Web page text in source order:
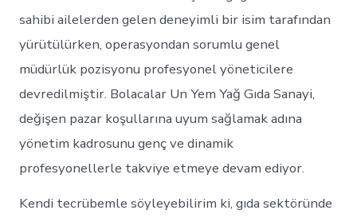
sahibi ailelerden gelen deneyimli bir isim tarafından
yürütülürken, operasyondan sorumlu genel
müdürlük pozisyonu profesyonel yöneticilere
devredilmiştir. Bolacalar Un Yem Yağ Gıda Sanayi,
değişen pazar koşullarına uyum sağlamak adına
yönetim kadrosunu genç ve dinamik
profesyonellerle takviye etmeye devam ediyor.
Kendi tecrübemle söyleyebilirim ki, gıda sektöründe